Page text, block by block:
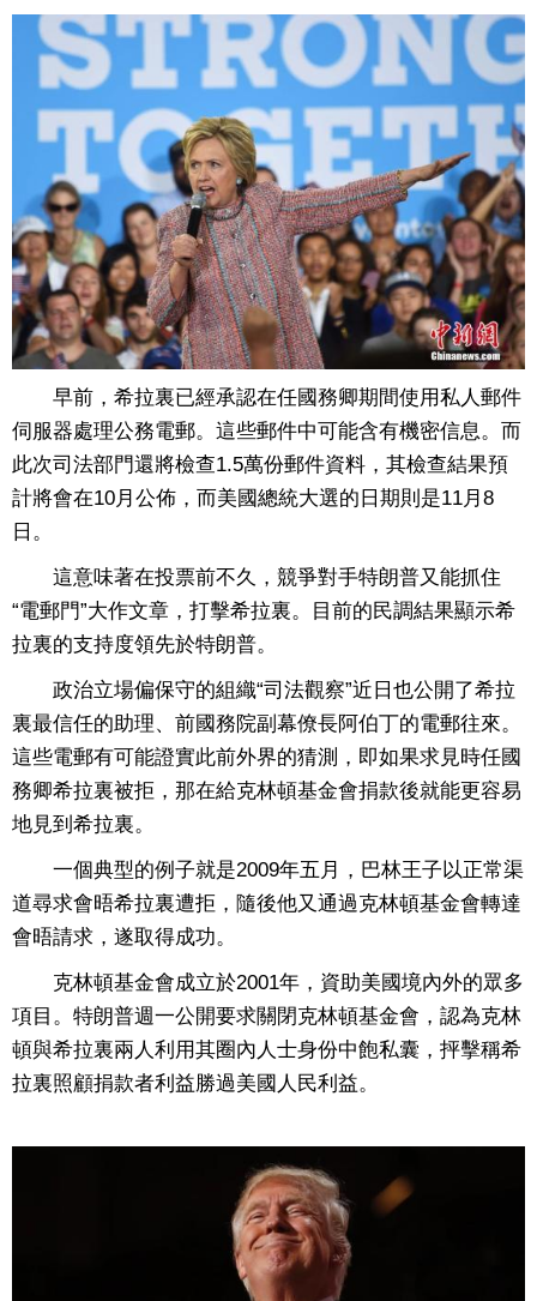
早前，希拉裏已經承認在任國務卿期間使用私人郵件
伺服器處理公務電郵。這些郵件中可能含有機密信息。而
此次司法部門還將檢查1.5萬份郵件資料，其檢查結果預
計將會在10月公佈，而美國總統大選的日期則是11月8
日。
這意味著在投票前不久，競爭對手特朗普又能抓住
“電郵門”大作文章，打擊希拉裏。目前的民調結果顯示希
拉裏的支持度領先於特朗普。
政治立場偏保守的組織“司法觀察”近日也公開了希拉
裏最信任的助理、前國務院副幕僚長阿伯丁的電郵往來。
這些電郵有可能證實此前外界的猜測，即如果求見時任國
務卿希拉裏被拒，那在給克林頓基金會捐款後就能更容易
地見到希拉裏。
一個典型的例子就是2009年五月，巴林王子以正常渠
道尋求會晤希拉裏遭拒，隨後他又通過克林頓基金會轉達
會晤請求，遂取得成功。
克林頓基金會成立於2001年，資助美國境內外的眾多
項目。特朗普週一公開要求關閉克林頓基金會，認為克林
頓與希拉裏兩人利用其圈內人士身份中飽私囊，抨擊稱希
拉裏照顧捐款者利益勝過美國人民利益。